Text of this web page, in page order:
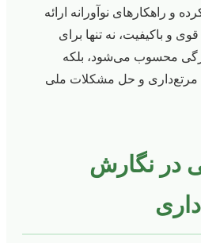
و راهکارهای نوآورانه ارائه
و باکیفیت، نه تنها برای
محسوب می‌شود، بلکه
مرتع‌داری و حل مشکلات ملی
در نگارش